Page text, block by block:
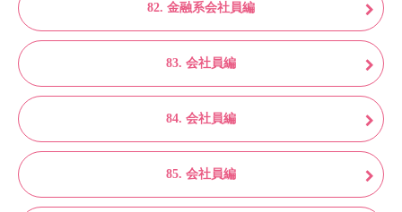
82. 金融系会社員編
83. 会社員編
84. 会社員編
85. 会社員編